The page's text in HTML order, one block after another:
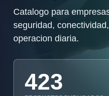
Catalogo para
seguridad,
operacion diaria.
423